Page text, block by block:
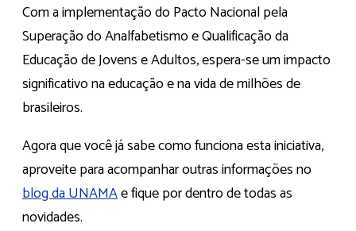
Com a implementação do Pacto Nacional pela
Superação do Analfabetismo e Qualificação da
Educação de Jovens e Adultos, espera-se um impacto
significativo na educação e na vida de milhões de
brasileiros.
Agora que você já sabe como funciona esta iniciativa,
aproveite para acompanhar outras informações no
blog da UNAMAe fique por dentro de todas as
novidades.